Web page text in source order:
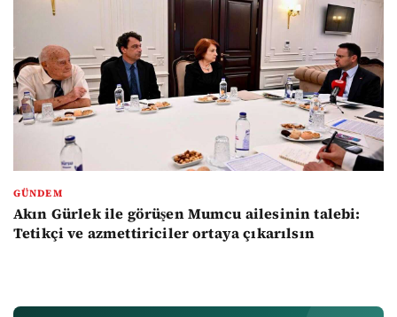
GÜNDEM
Akın Gürlek ile görüşen Mumcu ailesinin talebi:
Tetikçi ve azmettiriciler ortaya çıkarılsın